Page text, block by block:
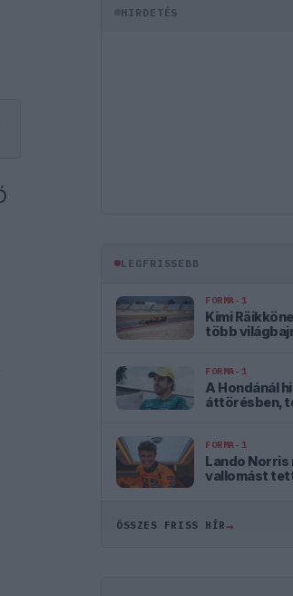
HIRDETÉS
LEGFRISSEBB
FORMA-1
Kimi
több
FORMA-1
A Hondánál
áttörésben,
Aston
FORMA-1
Lando Norris
vallomást
ÖSSZES FRISS HÍR→